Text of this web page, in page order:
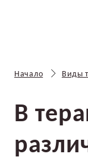
Начало Виды
В